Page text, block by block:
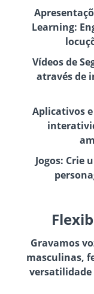
Learning:
Vídeos de
através de
Aplicativos
Jogos: Crie
Gravamos
masculinas,
versatilidade